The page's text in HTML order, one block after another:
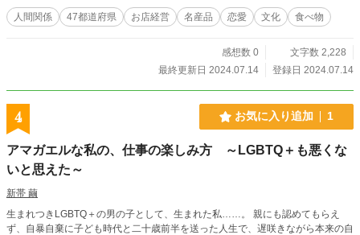
人間関係 47都道府県 お店経営 名産品 恋愛 文化 食べ物
感想数 0
文字数 2,228
最終更新日 2024.07.14
登録日 2024.07.14
4 お気に入り追加 1
アマガエルな私の、仕事の楽しみ方 ～LGBTQ＋も悪くな
いと思えた～
新帯 繭
生まれつきLGBTQ＋の男の子として、生まれた私……。 親にも認めてもらえ
ず、自暴自棄に子ども時代と二十歳前半を送った人生で、遅咲きながら本来の自